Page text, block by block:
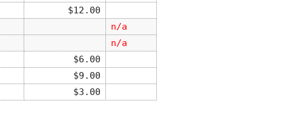
$12.00
n/a
n/a
$6.00
$9.00
$3.00